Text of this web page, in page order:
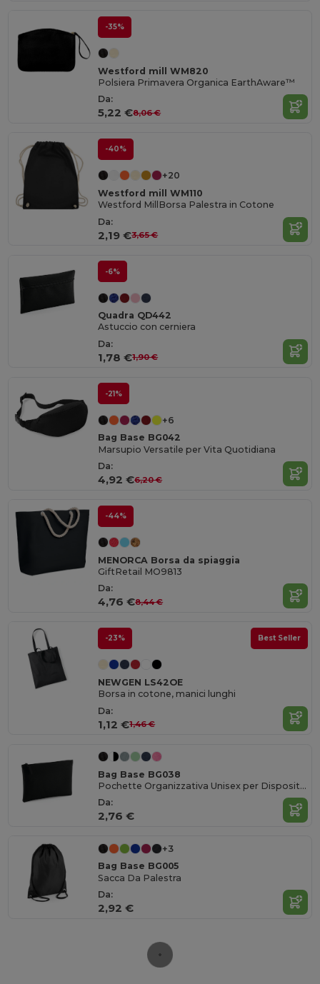
-35%
Westford mill WM820
Polsiera Primavera Organica EarthAware™
Da:
5,22 €8,06 €
-40%
+20
Westford mill WM110
Westford MillBorsa Palestra in Cotone
Da:
2,19 €3,65 €
-6%
Quadra QD442
Astuccio con cerniera
Da:
1,78 €1,90 €
-21%
+6
Bag Base BG042
Marsupio Versatile per Vita Quotidiana
Da:
4,92 €6,20 €
-44%
MENORCA Borsa da spiaggia
GiftRetail MO9813
Da:
4,76 €8,44 €
-23% Best Seller
NEWGEN LS42OE
Borsa in cotone, manici lunghi
Da:
1,12 €1,46 €
Bag Base BG038
Pochette Organizzativa Unisex per Dispositivi Portatili
Da:
2,76 €
+3
Bag Base BG005
Sacca Da Palestra
Da:
2,92 €